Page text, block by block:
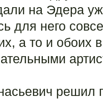
на Эдера
для него
а то и обоих
решил